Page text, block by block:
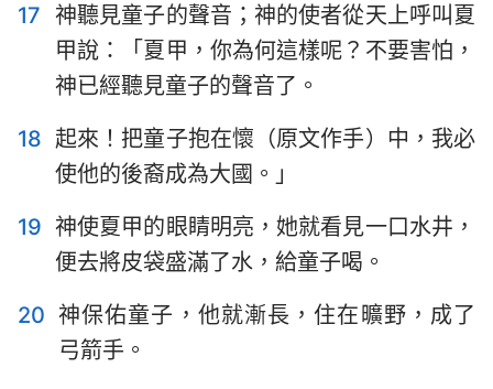
1 2 3 4 5 6
15
16
17
神聽見童子的聲音；神的使者從天上呼叫夏
甲說：「夏甲，你為何這樣呢？不要害怕，
神已經聽見童子的聲音了。
18 起來！把童子抱在懷（原文作手）中，我必
使他的後裔成為大國。」
19 神使夏甲的眼睛明亮，她就看見一口水井，
便去將皮袋盛滿了水，給童子喝。
20 神保佑童子，他就漸長，住在曠野，成了
弓箭手。